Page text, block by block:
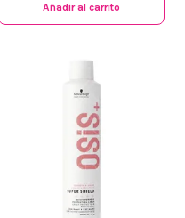
Añadir al carrito